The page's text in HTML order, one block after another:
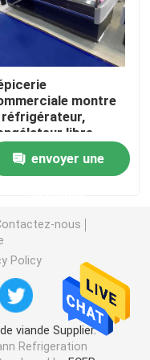
montre
réfrigérateur,
libre
de
pour la
envoyer une
nous
Policy
viande Supplier.
Refrigeration